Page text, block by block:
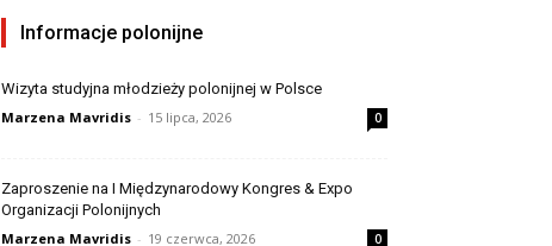
Informacje polonijne
Wizyta studyjna młodzieży polonijnej w Polsce
Marzena Mavridis - 15 lipca, 2026 0
Zaproszenie na I Międzynarodowy Kongres & Expo
Organizacji Polonijnych
Marzena Mavridis - 19 czerwca, 2026 0